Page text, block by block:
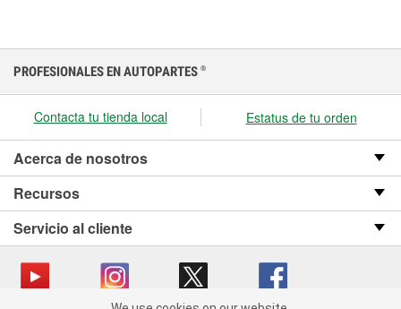
PROFESIONALES EN AUTOPARTES ®
Contacta tu tienda local Estatus de tu orden
Acerca de nosotros
Recursos
Servicio al cliente